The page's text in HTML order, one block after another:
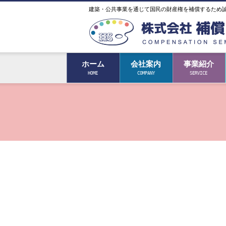
建築・公共事業を通じて国民の財産権を補償するため
ホーム
HOME
会社案内
COMPANY
事業紹介
SERVICE